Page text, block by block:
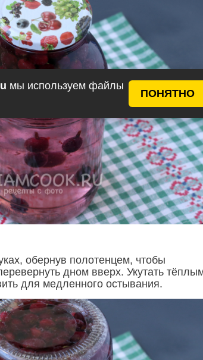
мы используем файлы
ПОНЯТНО
обернув полотенцем, чтобы
дном вверх. Укутать
для медленного остывания.